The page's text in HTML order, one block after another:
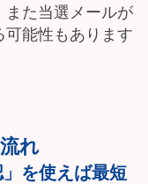
また当選メールが
能性もあります
れ
」を使えば最短